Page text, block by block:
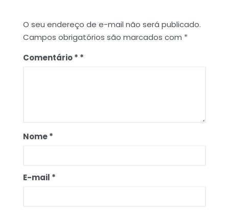
O seu endereço de e-mail não será publicado.
Campos obrigatórios são marcados com *
Comentário*
Nome*
E-mail *